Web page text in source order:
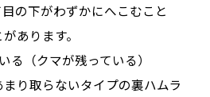
の下がわずかにへこむこと
あります。
る（クマが残っている）
り取らないタイプの裏ハムラ